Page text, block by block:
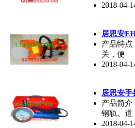
2018-04-
居思安
产品特点
关，便
2018-04-
居思安
产品简介
钢轨、道
2018-04-